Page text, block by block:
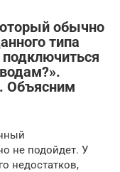
обычно
типа
Объясним
не подойдет. У
недостатков,